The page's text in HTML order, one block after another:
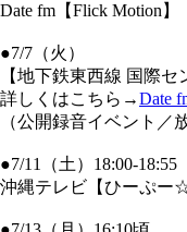
Date fm【Flick Motion】
●7/7（火）
【地下鉄東西線 国際セ
詳しくはこちら→Date
（公開録音イベント／
●7/11（土）18:00-18:55
沖縄テレビ【ひーぷー☆